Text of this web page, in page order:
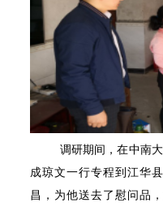
调研期间，在中南
成琼文一行专程到江华
昌，为他送去了慰问品